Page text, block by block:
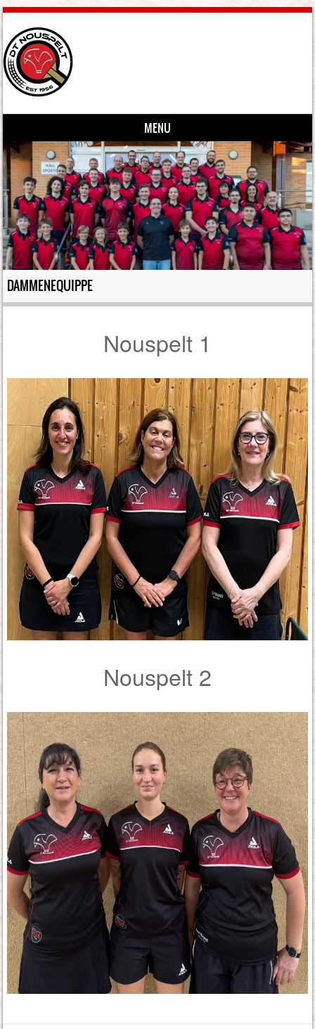
MENU
Skip to content
DAMMENEQUIPPE
Nouspelt 1
Nouspelt 2